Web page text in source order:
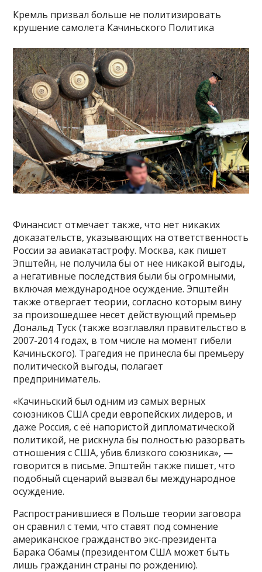
Кремль призвал больше не политизировать
крушение самолета Качиньского Политика
Финансист отмечает также, что нет никаких
доказательств, указывающих на ответственность
России за авиакатастрофу. Москва, как пишет
Эпштейн, не получила бы от нее никакой выгоды,
а негативные последствия были бы огромными,
включая международное осуждение. Эпштейн
также отвергает теории, согласно которым вину
за произошедшее несет действующий премьер
Дональд Туск (также возглавлял правительство в
2007-2014 годах, в том числе на момент гибели
Качиньского). Трагедия не принесла бы премьеру
политической выгоды, полагает
предприниматель.
«Качиньский был одним из самых верных
союзников США среди европейских лидеров, и
даже Россия, с её напористой дипломатической
политикой, не рискнула бы полностью разорвать
отношения с США, убив близкого союзника», —
говорится в письме. Эпштейн также пишет, что
подобный сценарий вызвал бы международное
осуждение.
Распространившиеся в Польше теории заговора
он сравнил с теми, что ставят под сомнение
американское гражданство экс-президента
Барака Обамы (президентом США может быть
лишь гражданин страны по рождению).